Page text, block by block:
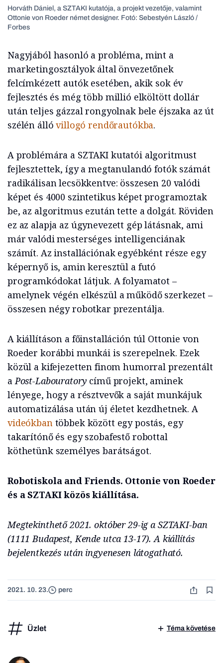
Horváth Dániel, a SZTAKI kutatója, a projekt vezetője, valamint
Ottonie von Roeder német designer. Fotó: Sebestyén László /
Forbes
Nagyjából hasonló a probléma, mint a
marketingosztályok által önvezetőnek
felcímkézett autók esetében, akik sok év
fejlesztés és még több millió elköltött dollár
után teljes gázzal rongyolnak bele éjszaka az út
szélén állóvillogó rendőrautókba.
A problémára a SZTAKI kutatói algoritmust
fejlesztettek, így a megtanulandó fotók számát
radikálisan lecsökkentve: összesen 20 valódi
képet és 4000 szintetikus képet programoztak
be, az algoritmus ezután tette a dolgát. Röviden
ez az alapja az úgynevezett gép látásnak, ami
már valódi mesterséges intelligenciának
számít. Az installációnak egyébként része egy
képernyő is, amin keresztül a futó
programkódokat látjuk. A folyamatot –
amelynek végén elkészül a működő szerkezet –
összesen négy robotkar prezentálja.
A kiállításon a főinstalláción túl Ottonie von
Roeder korábbi munkái is szerepelnek. Ezek
közül a kifejezetten finom humorral prezentált
a Post-Labouratory című projekt, aminek
lényege, hogy a résztvevők a saját munkájuk
automatizálása után új életet kezdhetnek. A
videókban többek között egy postás, egy
takarítónő és egy szobafestő robottal
köthetünk személyes barátságot.
Robotiskola and Friends. Ottonie von Roeder
és a SZTAKI közös kiállítása.
Megtekinthető 2021. október 29-ig a SZTAKI-ban
(1111 Budapest, Kende utca 13-17). A kiállítás
bejelentkezés után ingyenesen látogatható.
2021. 10. 23. perc
Üzlet Téma követése